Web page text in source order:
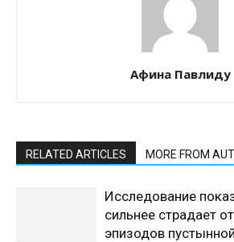
Афина Павлиду
RELATED ARTICLES MORE FROM
Исследование
сильнее страдает
эпизодов